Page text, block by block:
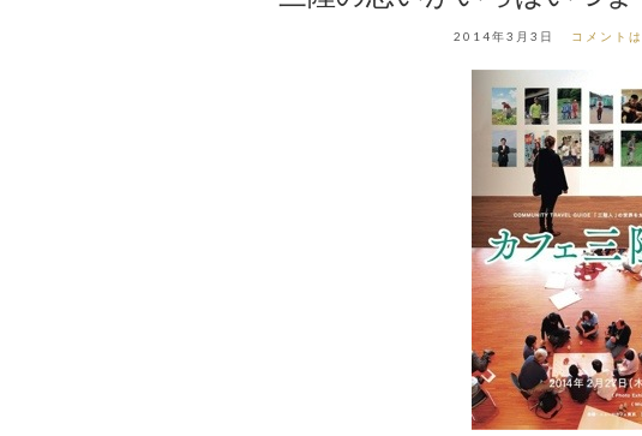
2014年3月3日 コメント